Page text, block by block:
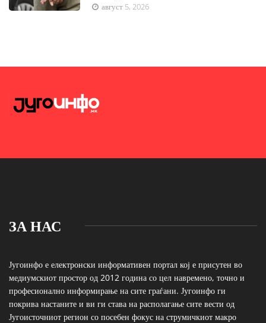
август 5, 2026
ЗА НАС
Југоинфо е електронски информативен портал кој е присутен во
медиумскиот простор од 2012 година со цел навремено, точно и
професионално информирање на сите граѓани. Југоинфо ги
покрива настаните и ви ги става на располагање сите вести од
Југоисточниот регион со посебен фокус на струмичкиот макро